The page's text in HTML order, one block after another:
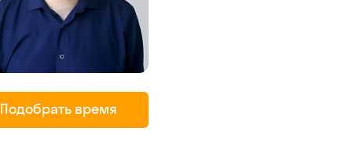
Подобрать время